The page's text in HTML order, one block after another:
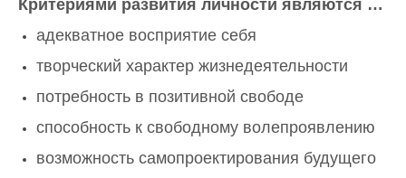
Критериями развития личности являются …
адекватное восприятие себя
творческий характер жизнедеятельности
потребность в позитивной свободе
способность к свободному волепроявлению
возможность самопроектирования будущего